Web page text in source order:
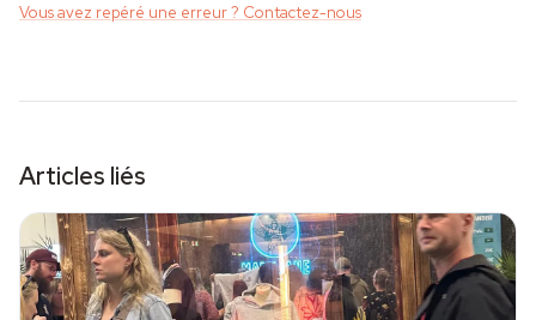
Vous avez repéré une erreur ? Contactez-nous
Articles liés